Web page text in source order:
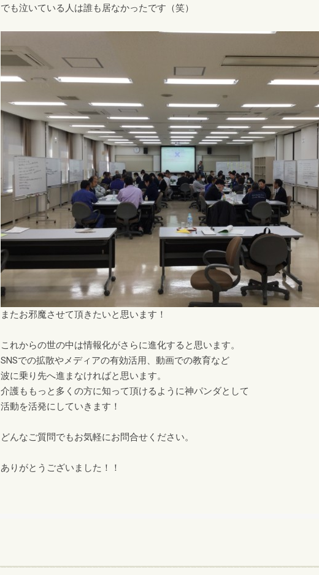
でも泣いている人は誰も居なかったです（笑）
またお邪魔させて頂きたいと思います！
これからの世の中は情報化がさらに進化すると思います。
SNSでの拡散やメディアの有効活用、動画での教育など
波に乗り先へ進まなければと思います。
介護ももっと多くの方に知って頂けるように神パンダとして
活動を活発にしていきます！
どんなご質問でもお気軽にお問合せください。
ありがとうございました！！